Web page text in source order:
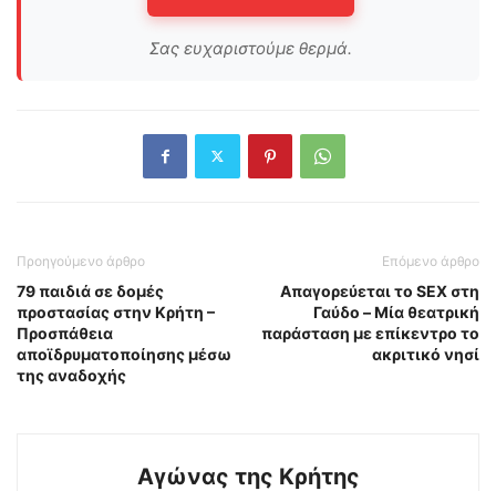
Σας ευχαριστούμε θερμά.
Προηγούμενο άρθρο
79 παιδιά σε δομές
προστασίας στην Κρήτη –
Προσπάθεια
αποϊδρυματοποίησης μέσω
της αναδοχής
Επόμενο άρθρο
Απαγορεύεται το SEX στη
Γαύδο – Mία θεατρική
παράσταση με επίκεντρο το
ακριτικό νησί
Αγώνας της Κρήτης